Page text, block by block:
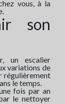
vous, à la
son
un escalier
variations de
régulièrement
le temps.
fois par an
le nettoyer